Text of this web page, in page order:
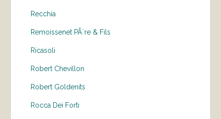
Recchia
Remoissenet PÃ¨re & Fils
Ricasoli
Robert Chevillon
Robert Goldenits
Rocca Dei Forti